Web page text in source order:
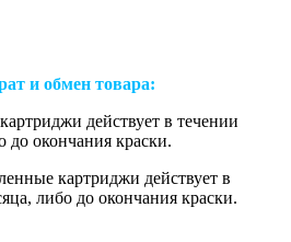
и обмен товара:
действует в течении
до окончания краски.
картриджи действует в
либо до окончания краски.